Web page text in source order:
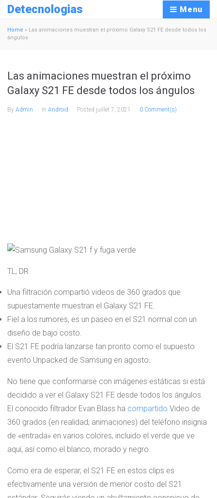
Detecnologias Menu
Home » Las animaciones muestran el próximo Galaxy S21 FE desde todos los
ángulos
Las animaciones muestran el próximo
Galaxy S21 FE desde todos los ángulos
By Admin In Android Posted juillet 7, 2021 0 Comment(s)
TL; DR
Una filtración compartió videos de 360 ​​grados que
supuestamente muestran el Galaxy S21 FE.
Fiel a los rumores, es un paseo en el S21 normal con un
diseño de bajo costo.
El S21 FE podría lanzarse tan pronto como el supuesto
evento Unpacked de Samsung en agosto.
No tiene que conformarse con imágenes estáticas si está
decidido a ver el Galaxy S21 FE desde todos los ángulos.
El conocido filtrador Evan Blass ha compartido Video de
360 ​​grados (en realidad, animaciones) del teléfono insignia
de «entrada» en varios colores, incluido el verde que ve
aquí, así como el blanco, morado y negro.
Como era de esperar, el S21 FE en estos clips es
efectivamente una versión de menor costo del S21